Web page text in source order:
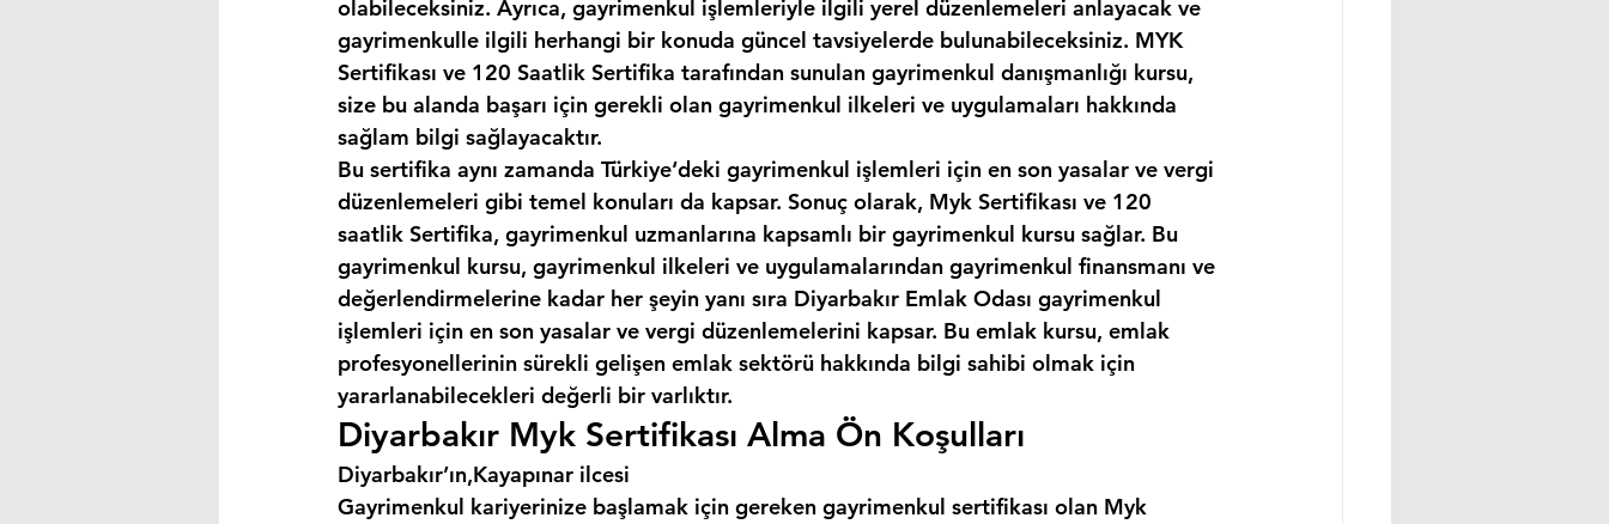
olabileceksiniz. Ayrıca, gayrimenkul işlemleriyle ilgili yerel düzenlemeleri anlayacak ve
gayrimenkulle ilgili herhangi bir konuda güncel tavsiyelerde bulunabileceksiniz. MYK
Sertifikası ve 120 Saatlik Sertifika tarafından sunulan gayrimenkul danışmanlığı kursu,
size bu alanda başarı için gerekli olan gayrimenkul ilkeleri ve uygulamaları hakkında
sağlam bilgi sağlayacaktır.
Bu sertifika aynı zamanda Türkiye‘deki gayrimenkul işlemleri için en son yasalar ve vergi
düzenlemeleri gibi temel konuları da kapsar. Sonuç olarak, Myk Sertifikası ve 120
saatlik Sertifika, gayrimenkul uzmanlarına kapsamlı bir gayrimenkul kursu sağlar. Bu
gayrimenkul kursu, gayrimenkul ilkeleri ve uygulamalarından gayrimenkul finansmanı ve
değerlendirmelerine kadar her şeyin yanı sıra Diyarbakır Emlak Odası gayrimenkul
işlemleri için en son yasalar ve vergi düzenlemelerini kapsar. Bu emlak kursu, emlak
profesyonellerinin sürekli gelişen emlak sektörü hakkında bilgi sahibi olmak için
yararlanabilecekleri değerli bir varlıktır.
Diyarbakır Myk Sertifikası Alma Ön Koşulları
Diyarbakır’ın,Kayapınar ilcesi
Gayrimenkul kariyerinize başlamak için gereken gayrimenkul sertifikası olan Myk